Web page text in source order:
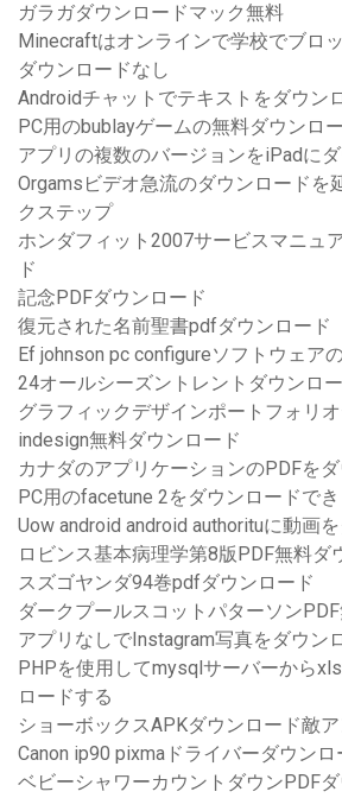
ガラガダウンロードマック無料
Minecraftはオンラインで学校でブロ
ダウンロードなし
Androidチャットでテキストをダウン
PC用のbublayゲームの無料ダウンロ
アプリの複数のバージョンをiPadに
Orgamsビデオ急流のダウンロードを
クステップ
ホンダフィット2007サービスマニュ
ド
記念PDFダウンロード
復元された名前聖書pdfダウンロード
Ef johnson pc configureソフトウェア
24オールシーズントレントダウンロ
グラフィックデザインポートフォリ
indesign無料ダウンロード
カナダのアプリケーションのPDFを
PC用のfacetune 2をダウンロードで
Uow android android authorituに動画
ロビンス基本病理学第8版PDF無料ダ
スズゴヤンダ94巻pdfダウンロード
ダークプールスコットパターソン
アプリなしでInstagram写真をダウン
PHPを使用してmysqlサーバーから
ロードする
ショーボックスAPKダウンロード敵
Canon ip90 pixmaドライバーダウンロ
ベビーシャワーカウントダウンPDF